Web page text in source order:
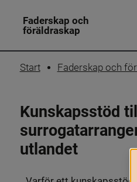
Faderskap och
föräldraskap
Start Faderskap och
Kunskapsstöd till
utlandet